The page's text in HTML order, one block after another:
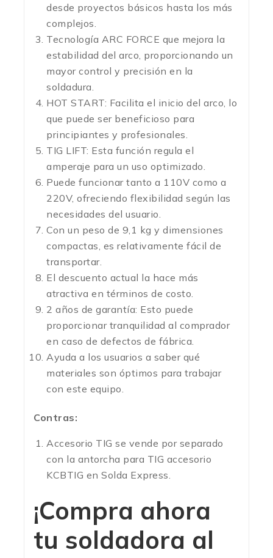
desde proyectos básicos hasta los más
complejos.
Tecnología ARC FORCE que mejora la
estabilidad del arco, proporcionando un
mayor control y precisión en la
soldadura.
HOT START: Facilita el inicio del arco, lo
que puede ser beneficioso para
principiantes y profesionales.
TIG LIFT: Esta función regula el
amperaje para un uso optimizado.
Puede funcionar tanto a 110V como a
220V, ofreciendo flexibilidad según las
necesidades del usuario.
Con un peso de 9,1 kg y dimensiones
compactas, es relativamente fácil de
transportar.
El descuento actual la hace más
atractiva en términos de costo.
2 años de garantía: Esto puede
proporcionar tranquilidad al comprador
en caso de defectos de fábrica.
Ayuda a los usuarios a saber qué
materiales son óptimos para trabajar
con este equipo.
Contras:
Accesorio TIG se vende por separado
con la antorcha para TIG accesorio
KCBTIG en Solda Express.
¡Compra ahora
tu soldadora al